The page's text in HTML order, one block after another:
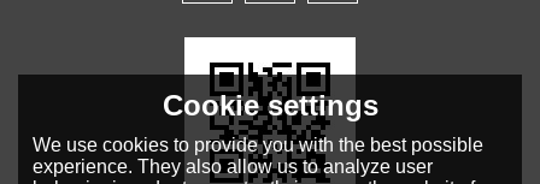
Cookie settings
We use cookies to provide you with the best possible
experience. They also allow us to analyze user